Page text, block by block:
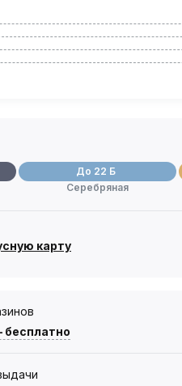
До 22 Б
Серебряная
карту
бесплатно